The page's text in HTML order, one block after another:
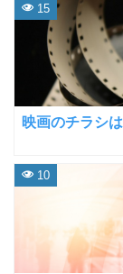
映画のチラシ
15
10